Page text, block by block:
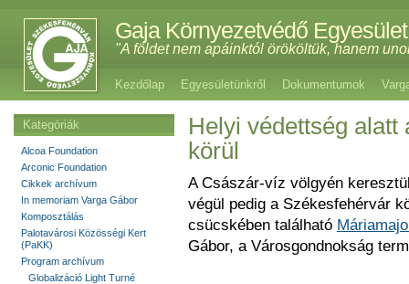
Gaja Környezetvédő Egyesület
"A földet nem apáinktól örököltük, hanem
Kezdőlap Egyesületünkről Dokumentumok
Helyi védettség alatt
körül
A Császár-víz völgyén
végül pedig a Székesfehérvár
csücskében található
Gábor, a Városgondnokság
Kategóriák
Alcoa Foundation
Arconic Foundation
Cikkek archívum
In memoriam Varga Gábor
Komposztálás
Palotavárosi Közösségi Kert
(PaKK)
Program archívum
Globalizáció Light Turné